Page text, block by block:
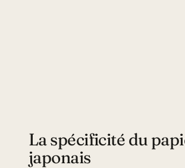
La spécificité du
japonais